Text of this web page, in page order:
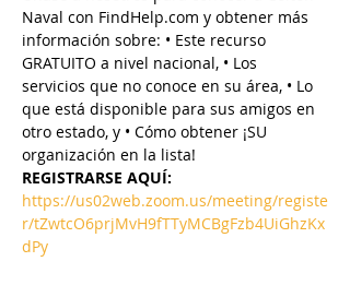
Naval con FindHelp.com y obtener más
información sobre: • Este recurso
GRATUITO a nivel nacional, • Los
servicios que no conoce en su área, • Lo
que está disponible para sus amigos en
otro estado, y • Cómo obtener ¡SU
organización en la lista!
REGISTRARSE AQUÍ:
https://us02web.zoom.us/meeting/registe
r/tZwtcO6prjMvH9fTTyMCBgFzb4UiGhzKx
dPy